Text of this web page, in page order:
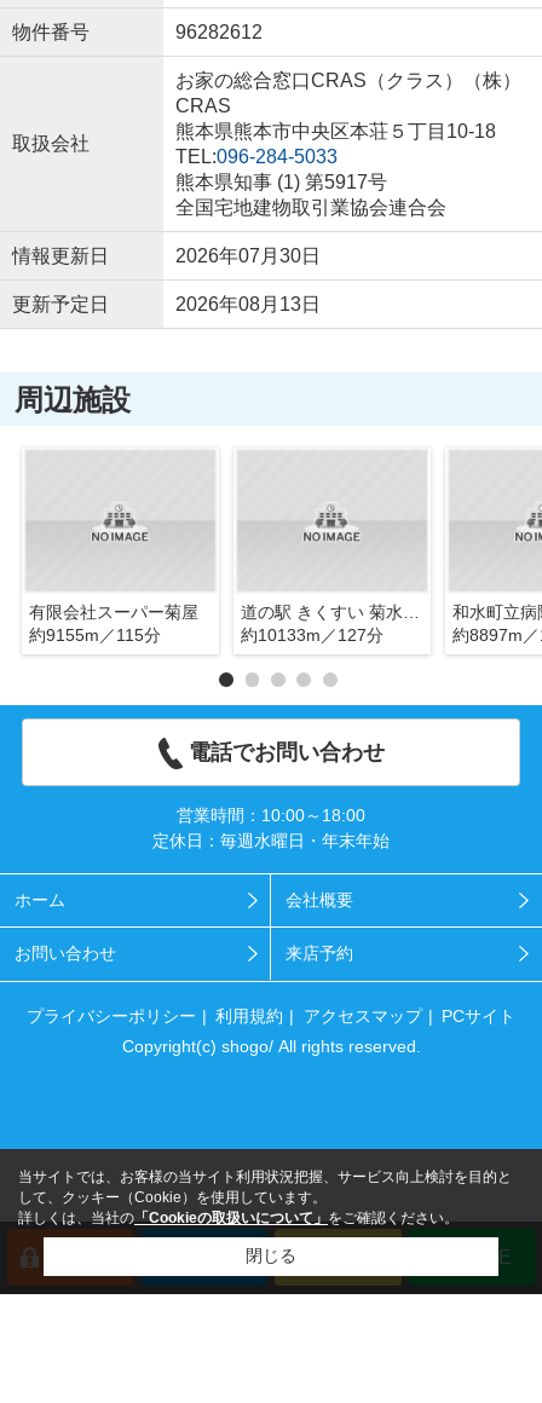
物件番号 96282612
取扱会社
お家の総合窓口CRAS（クラス）（株）
CRAS
熊本県熊本市中央区本荘５丁目10-18
TEL:096-284-5033
熊本県知事 (1) 第5917号
全国宅地建物取引業協会連合会
情報更新日 2026年07月30日
更新予定日 2026年08月13日
周辺施設
有限会社スーパー菊屋
約9155m／115分
約10133m／127分
和水町立病
約8897m
電話でお問い合わせ
営業時間：10:00～18:00
定休日：毎週水曜日・年末年始
ホーム 会社概要
お問い合わせ 来店予約
プライバシーポリシー 利用規約 アクセスマップ
PCサイト
Copyright(c) shogo/ All rights reserved.
来店予約 LINE
当サイトでは、お客様の当サイト利用状況把握、サービス向上検討を目的と
して、クッキー（Cookie）を使用しています。
詳しくは、当社の「Cookieの取扱いについて」をご確認ください。
閉じる